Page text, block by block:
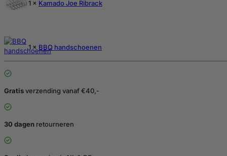
1 × Kamado Joe Ribrack
1 × BBQ handschoenen
Gratisverzending vanaf €40,-
30 dagen retourneren